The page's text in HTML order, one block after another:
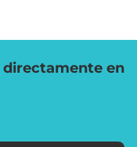
directamente en